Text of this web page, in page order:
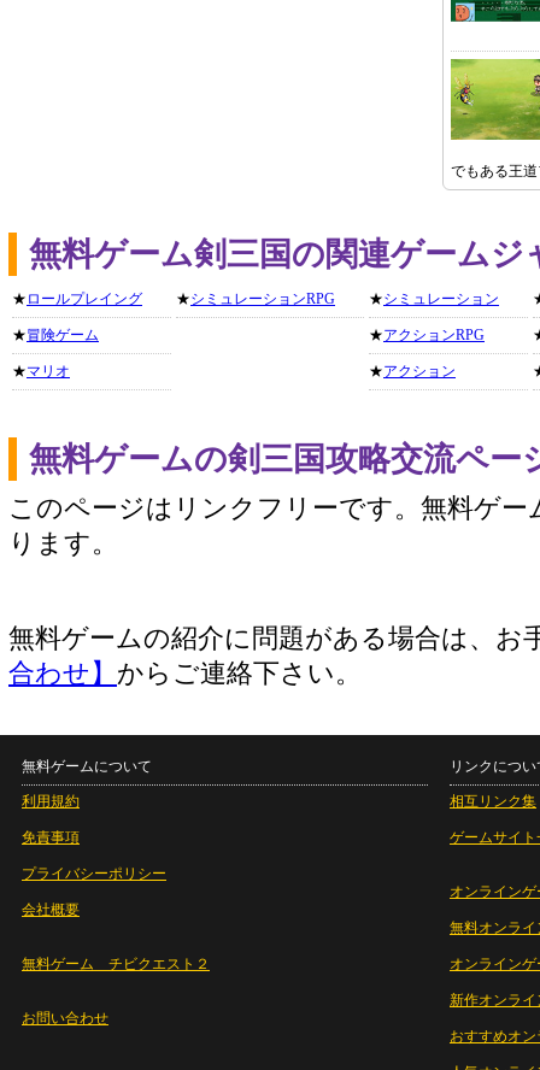
でもある王
無料ゲーム剣三国の関連ゲームジ
★ ロールプレイング
★冒険ゲーム
★マリオ
★シミュレーションRPG ★シミュレーション
★アクションRPG
★アクション
無料ゲームの剣三国攻略交流ペー
このページはリンクフリーです。無料ゲー
ります。
無料ゲームの紹介に問題がある場合は、お
合わせ】 からご連絡下さい。
無料ゲームについて
利用規約
免責事項
プライバシーポリシー
会社概要
無料ゲーム チビクエスト２
お問い合わせ
リンクについ
相互リンク集
ゲームサイト
オンラインゲ
無料オンライ
オンライン
新作オンライ
おすすめオ